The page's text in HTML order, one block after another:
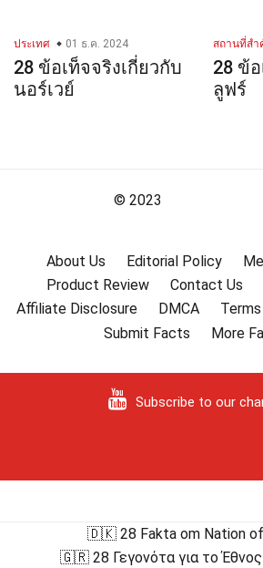
ประเทศ 01 ธ.ค. 2024
28 ข้อเท็จจริงเกี่ยวกับ
นอร์เวย์
สถานที่ส
28 ข้
ลูฟร์
© 2023
About Us Editorial Policy
Product Review
Contact Us
Affiliate Disclosure
DMCA Terms
Submit Facts
More
Subscribe to our
🇩🇰 28 Fakta om Nation
🇬🇷 28 Γεγονότα για το Έθνος